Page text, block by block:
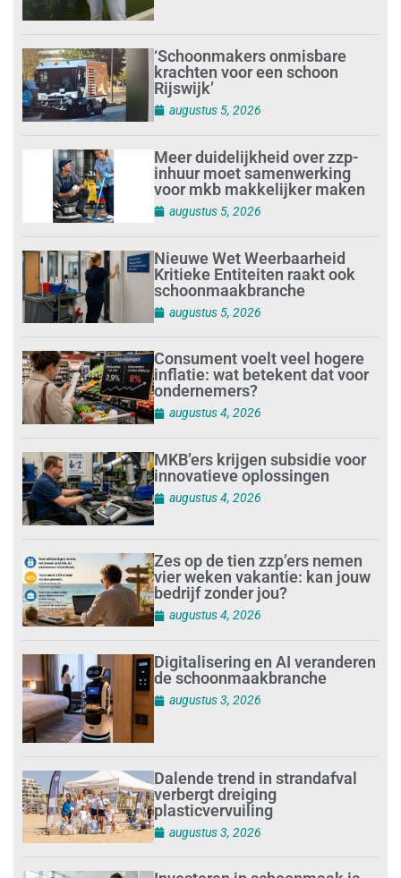
‘Schoonmakers onmisbare
krachten voor een schoon
Rijswijk’
augustus 5, 2026
Meer duidelijkheid over zzp-
inhuur moet samenwerking
voor mkb makkelijker maken
augustus 5, 2026
Nieuwe Wet Weerbaarheid
Kritieke Entiteiten raakt ook
schoonmaakbranche
augustus 5, 2026
Consument voelt veel hogere
inflatie: wat betekent dat voor
ondernemers?
augustus 4, 2026
MKB’ers krijgen subsidie voor
innovatieve oplossingen
augustus 4, 2026
Zes op de tien zzp’ers nemen
vier weken vakantie: kan jouw
bedrijf zonder jou?
augustus 4, 2026
Digitalisering en AI veranderen
de schoonmaakbranche
augustus 3, 2026
Dalende trend in strandafval
verbergt dreiging
plasticvervuiling
augustus 3, 2026